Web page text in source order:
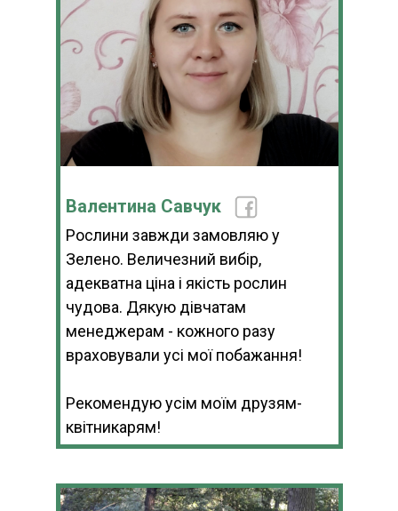
Валентина Савчук
Рослини завжди замовляю у
Зелено. Величезний вибір,
адекватна ціна і якість рослин
чудова. Дякую дівчатам
менеджерам - кожного разу
враховували усі мої побажання!
Рекомендую усім моїм друзям-
квітникарям!